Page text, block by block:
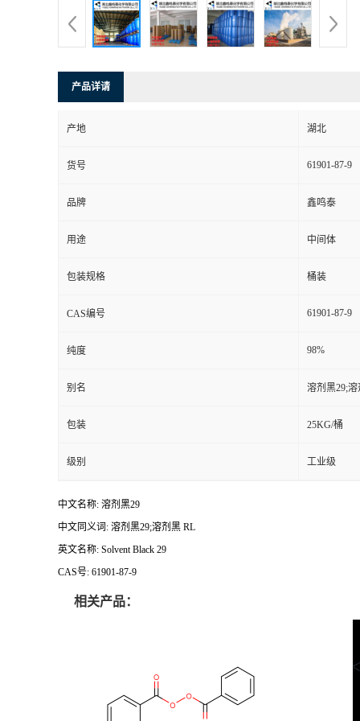
产品详请
产地 湖北
货号 61901-87-9
品牌 鑫鸣泰
用途 中间体
包装规格 桶装
CAS编号 61901-87-9
纯度 98%
别名 溶剂黑29;
包装 25KG/桶
级别 工业级
中文名称: 溶剂黑29
中文同义词: 溶剂黑29;溶剂黑 RL
英文名称: Solvent Black 29
CAS号: 61901-87-9
相关产品：